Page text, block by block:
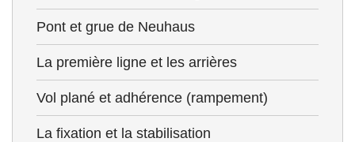
Pont et grue de Neuhaus
La première ligne et les arrières
Vol plané et adhérence (rampement)
La fixation et la stabilisation